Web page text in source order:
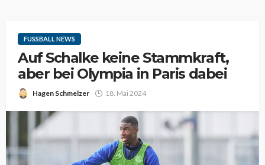
FUSSBALL NEWS
Auf Schalke keine Stammkraft,
aber bei Olympia in Paris dabei
Hagen Schmelzer 18. Mai 2024